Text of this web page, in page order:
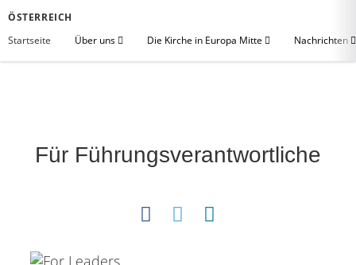
ÖSTERREICH
Startseite
Über uns Die Kirche in Europa Mitte Nachrichten
Für Führungsverantwortliche